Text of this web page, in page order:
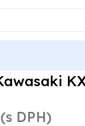
(s DPH)